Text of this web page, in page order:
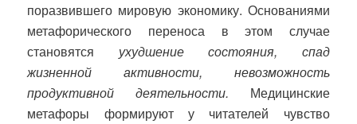
поразвившего мировую экономику. Основаниями
метафорического переноса в этом случае
становятся ухудшение состояния, спад
жизненной активности, невозможность
продуктивной деятельности. Медицинские
метафоры формируют у читателей чувство